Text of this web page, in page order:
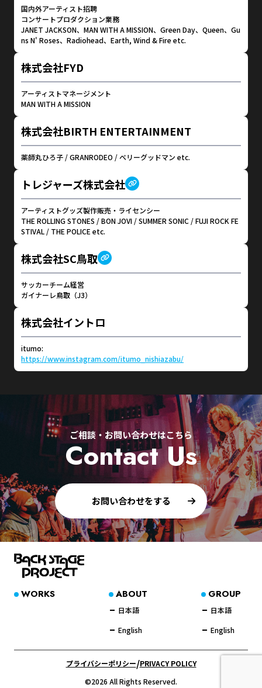
国内外アーティスト招聘
コンサートプロダクション業務
JANET JACKSON、MAN WITH A MISSION、Green Day、Queen、Gu
ns N' Roses、Radiohead、Earth, Wind & Fire etc.
株式会社FYD
アーティストマネージメント
MAN WITH A MISSION
株式会社BIRTH ENTERTAINMENT
薬師丸ひろ子 / GRANRODEO / ベリーグッドマン etc.
トレジャーズ株式会社
アーティストグッズ製作販売・ライセンシー
THE ROLLING STONES / BON JOVI / SUMMER SONIC / FUJI ROCK FE
STIVAL / THE POLICE etc.
株式会社SC鳥取
サッカーチーム経営
ガイナーレ鳥取（J3）
株式会社イントロ
itumo:
https://www.instagram.com/itumo_nishiazabu/
ご相談・お問い合わせはこちら
Contact Us
お問い合わせをする
WORKS ABOUT
日本語
English
GROUP
日本語
English
プライバシーポリシー/PRIVACY POLICY
©2026 All Rights Reserved.